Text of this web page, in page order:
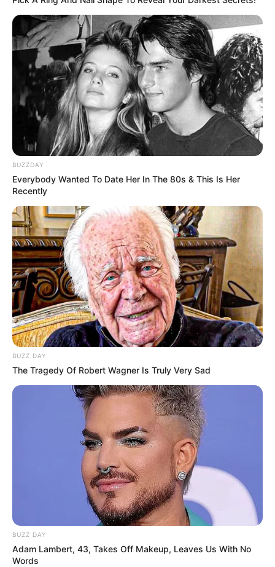
BUZZDAY
Everybody Wanted To Date Her In The 80s & This Is Her
Recently
BUZZ DAY
The Tragedy Of Robert Wagner Is Truly Very Sad
BUZZ DAY
Adam Lambert, 43, Takes Off Makeup, Leaves Us With No
Words